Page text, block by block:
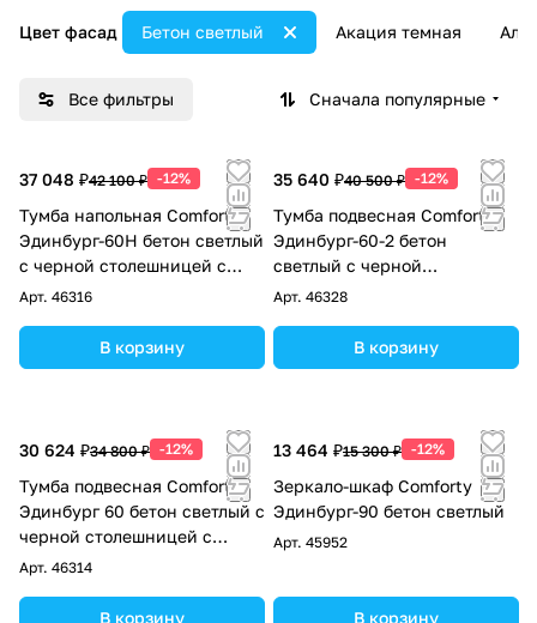
Цвет фасад Акация темная
Бетон светлый
Все фильтры Сначала популярные
37 048 ₽42 100 ₽ -12%
Тумба напольная Comforty
Эдинбург-60Н бетон светлый
с черной столешницей с
раковиной Comforty 9055RA-
Арт. 46316
В корзину
35 640 ₽40 500 ₽ -12%
Тумба подвесная Comforty
Эдинбург-60-2 бетон
светлый с черной
столешницей и раковиной
Арт. 46328
В корзину
30 624 ₽34 800 ₽ -12%
Тумба подвесная Comforty
Эдинбург 60 бетон светлый с
черной столешницей с
раковиной COMFORTY
Арт. 46314
В корзину
13 464 ₽15 300 ₽ -12%
Зеркало-шкаф Comforty
Эдинбург-90 бетон светлый
Арт. 45952
В корзину